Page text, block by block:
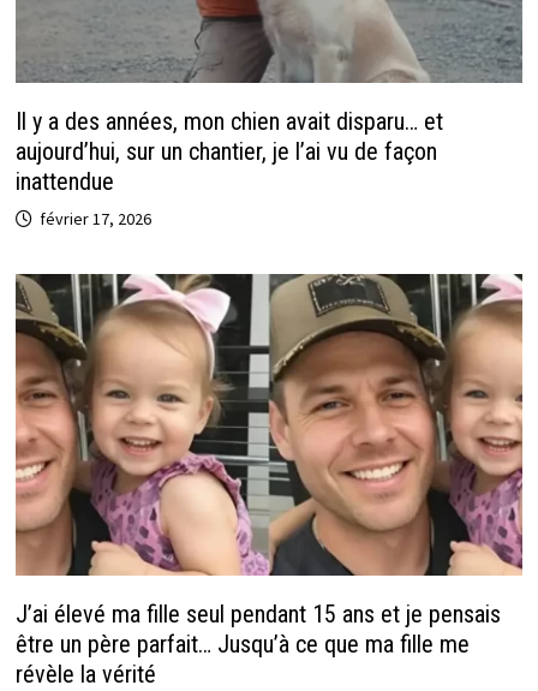
Il y a des années, mon chien avait disparu… et
aujourd’hui, sur un chantier, je l’ai vu de façon
inattendue
février 17, 2026
J’ai élevé ma fille seul pendant 15 ans et je pensais
être un père parfait… Jusqu’à ce que ma fille me
révèle la vérité